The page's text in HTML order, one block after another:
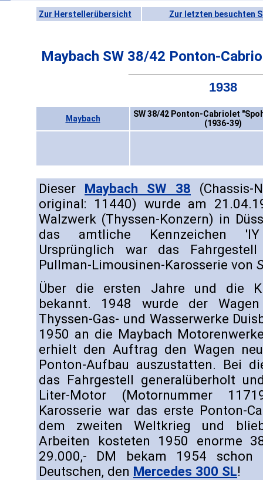
Zur Herstellerübersicht Zur letzten besuchten
Maybach SW 38/42 Ponton-
1938
Maybach
SW 38/42 Ponton-Cabriolet
(1936-39)
Dieser Maybach SW 38 (Chassis-
original: 11440) wurde am
Walzwerk (Thyssen-Konzern) in
das amtliche Kennzeichen
Ursprünglich war das
Pullman-Limousinen-Karosserie von
Über die ersten Jahre und die
bekannt. 1948 wurde der
Thyssen-Gas- und Wasserwerke
1950 an die Maybach
erhielt den Auftrag den Wagen
Ponton-Aufbau auszustatten. Bei
das Fahrgestell generalüberholt
Liter-Motor (Motornummer
Karosserie war das erste Ponton-
dem zweiten Weltkrieg und
Arbeiten kosteten 1950 enorme
29.000,- DM bekam 1954 schon
Deutschen, den Mercedes 300 SL!